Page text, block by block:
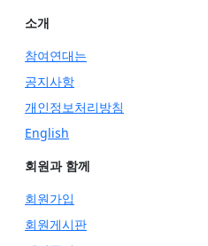
소개
참여연대는
공지사항
개인정보처리방침
English
회원과 함께
회원가입
회원게시판